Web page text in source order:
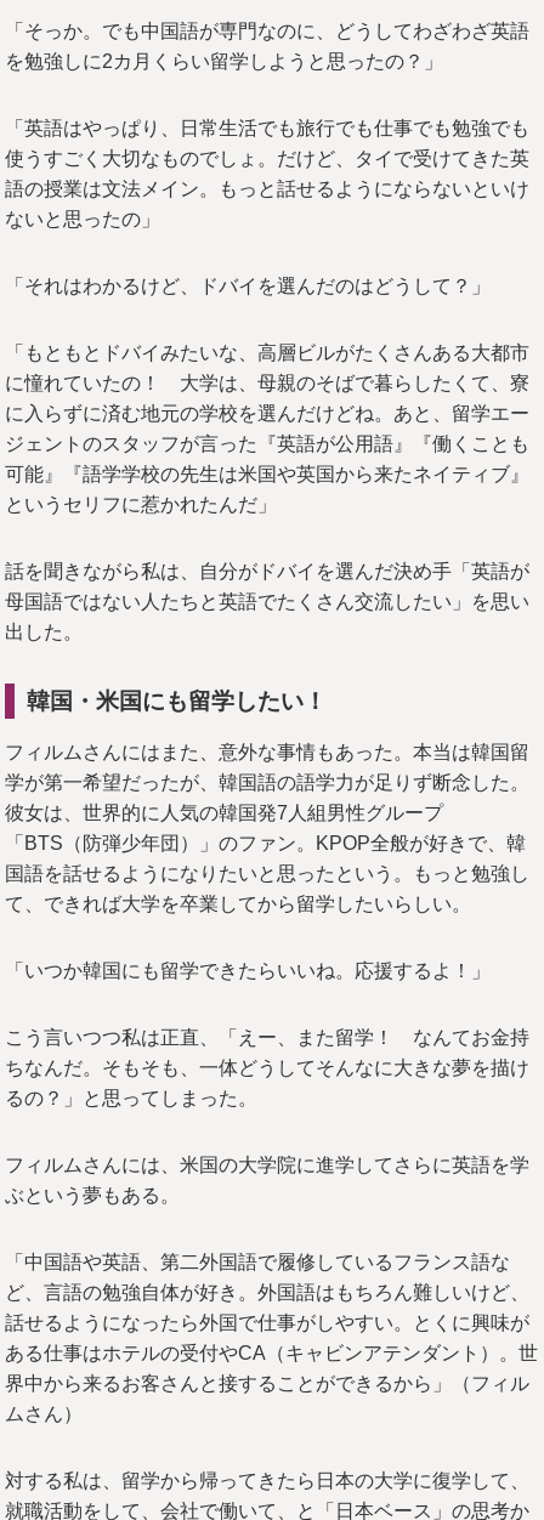
「そっか。でも中国語が専門なのに、どうしてわざわざ英語
を勉強しに2カ月くらい留学しようと思ったの？」
「英語はやっぱり、日常生活でも旅行でも仕事でも勉強でも
使うすごく大切なものでしょ。だけど、タイで受けてきた英
語の授業は文法メイン。もっと話せるようにならないといけ
ないと思ったの」
「それはわかるけど、ドバイを選んだのはどうして？」
「もともとドバイみたいな、高層ビルがたくさんある大都市
に憧れていたの！ 大学は、母親のそばで暮らしたくて、寮
に入らずに済む地元の学校を選んだけどね。あと、留学エー
ジェントのスタッフが言った『英語が公用語』『働くことも
可能』『語学学校の先生は米国や英国から来たネイティブ』
というセリフに惹かれたんだ」
話を聞きながら私は、自分がドバイを選んだ決め手「英語が
母国語ではない人たちと英語でたくさん交流したい」を思い
出した。
韓国・米国にも留学したい！
フィルムさんにはまた、意外な事情もあった。本当は韓国留
学が第一希望だったが、韓国語の語学力が足りず断念した。
彼女は、世界的に人気の韓国発7人組男性グループ
「BTS（防弾少年団）」のファン。KPOP全般が好きで、韓
国語を話せるようになりたいと思ったという。もっと勉強し
て、できれば大学を卒業してから留学したいらしい。
「いつか韓国にも留学できたらいいね。応援するよ！」
こう言いつつ私は正直、「えー、また留学！ なんてお金持
ちなんだ。そもそも、一体どうしてそんなに大きな夢を描け
るの？」と思ってしまった。
フィルムさんには、米国の大学院に進学してさらに英語を学
ぶという夢もある。
「中国語や英語、第二外国語で履修しているフランス語な
ど、言語の勉強自体が好き。外国語はもちろん難しいけど、
話せるようになったら外国で仕事がしやすい。とくに興味が
ある仕事はホテルの受付やCA（キャビンアテンダント）。世
界中から来るお客さんと接することができるから」（フィル
ムさん）
対する私は、留学から帰ってきたら日本の大学に復学して、
就職活動をして、会社で働いて、と「日本ベース」の思考か